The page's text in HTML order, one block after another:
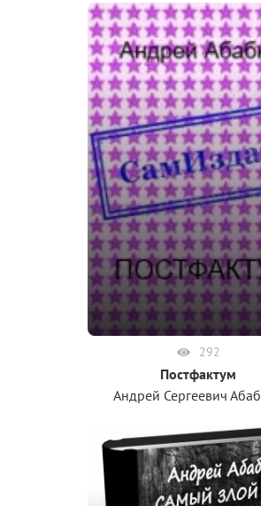
292
Постфактум
Андрей Сергеевич